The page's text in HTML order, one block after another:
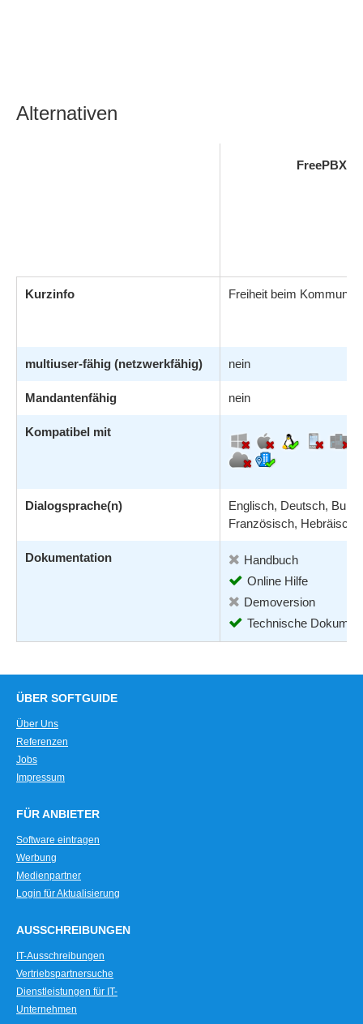
Alternativen
FreePBX
Kurzinfo Freiheit beim
multiuser-fähig (netzwerkfähig) nein
Mandantenfähig nein
Kompatibel mit
Dialogsprache(n)
Englisch, Deutsch,
Französisch,
Dokumentation
Handbuch
Online Hilfe
Demoversion
Technische
ÜBER SOFTGUIDE
Über Uns
Referenzen
Jobs
Impressum
FÜR ANBIETER
Software eintragen
Werbung
Medienpartner
Login für Aktualisierung
AUSSCHREIBUNGEN
IT-Ausschreibungen
Vertriebspartnersuche
Dienstleistungen für IT-
Unternehmen